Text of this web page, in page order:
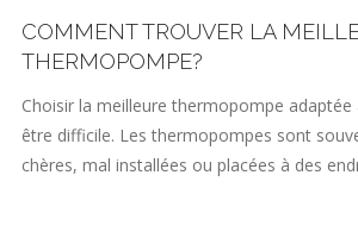
COMMENT TROUVER LA
THERMOPOMPE?
Choisir la meilleure thermopompe
être difficile. Les thermopompes sont
chères, mal installées ou placées à des